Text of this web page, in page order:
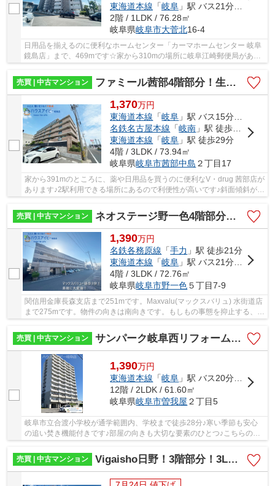
東海道本線 「岐阜」駅 バス21分 「西鏡島」 停歩3分
2階 / 1LDK / 76.28㎡
岐阜県岐阜市大菅北16-4
日用品を揃えるのに便利なホームセンター「カーマホームセンター 岐阜
鏡島店」まで、469mです☆家から310mの場所に岐阜江崎郵便局があり
売買 | 中古マンション
ファミール茜部4階部分！生活しやすい環境整っております♪水回りすべて新品交換！
1,370万円
東海道本線 「岐阜 」駅 バス15分 「血液センター前」 停歩1分
名鉄名古屋本線 「岐南 」駅 徒歩26分
東海道本線 「岐阜 」駅 徒歩29分
4階 / 3LDK / 73.94㎡
岐阜県岐阜市茜部中島 ２丁目17
家から391mのところに、薬や日用品を買うのに便利なV・drug 茜部店が
あります♪2駅利用できる場所にあるので利便性が高いです♪斜面傾斜が少
ない平坦な土地です♪もしもの事態を抑止する...
売買 | 中古マンション
ネオステージ野一色4階部分！素敵にリフォーム完成です♪マックスバリューまで徒歩3分！
1,390万円
名鉄各務原線 「手力 」駅 徒歩21分
東海道本線 「岐阜 」駅 バス21分 「富田学園前」 停歩5分
4階 / 3LDK / 72.76㎡
岐阜県岐阜市野一色５丁目7-9
関信用金庫長森支店まで251mです。Maxvalu(マックスバリュ) 水街道店
まで275mです。物件の向きは南向きです。もしもの事態を抑止する、オ
ートロック機能が備わっています。当社は確か...
売買 | 中古マンション
サンパーク岐阜西リフォーム済み中古マンション！12階部分2LDK！眺望良好です♪駐車場継承可能！
1,390万円
東海道本線 「岐阜 」駅 バス20分 「曽我屋」 停歩5分
12階 / 2LDK / 61.60㎡
岐阜県岐阜市曽我屋 ２丁目5
岐阜市立合渡小学校が通学範囲内、学校まで徒歩28分♪寒い季節も安心
の追い焚き機能付きです♪部屋の向きも大切な要素のひとつ♪こちらの物
件は南向きです♪TVインターホン付きなので、部...
売買 | 中古マンション
Vigaisho日野！3階部分！3LDK！ウォークインクローゼットあり♪ペット飼育可能なマンション